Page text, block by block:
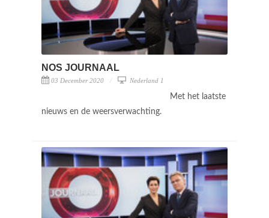
NOS JOURNAAL
03 December 2020 Nederland 1
Met het laatste
nieuws en de weersverwachting.